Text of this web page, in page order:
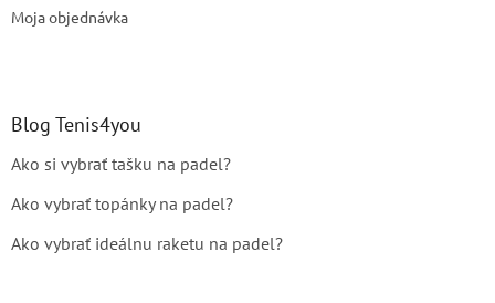
Moja objednávka
Blog Tenis4you
Ako si vybrať tašku na padel?
Ako vybrať topánky na padel?
Ako vybrať ideálnu raketu na padel?